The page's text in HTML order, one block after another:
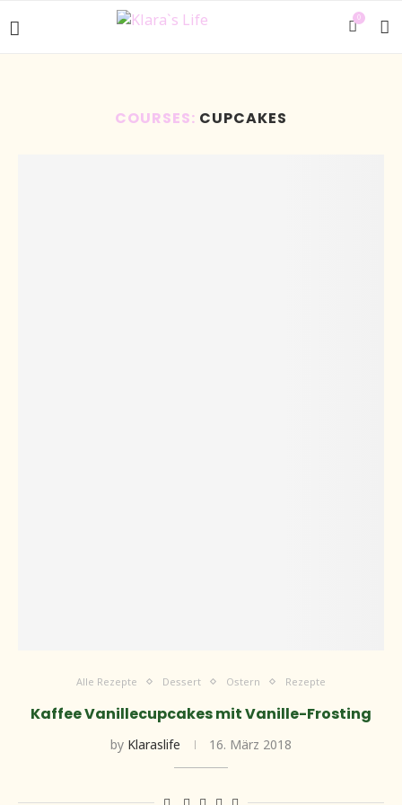
0
COURSES: CUPCAKES
Alle Rezepte Dessert Ostern Rezepte
Kaffee Vanillecupcakes mit Vanille-Frosting
by Klaraslife 16. März 2018